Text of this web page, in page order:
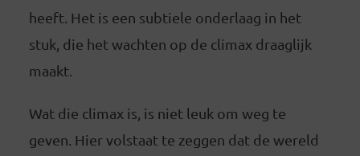
heeft. Het is een subtiele onderlaag in het
stuk, die het wachten op de climax draaglijk
maakt.
Wat die climax is, is niet leuk om weg te
geven. Hier volstaat te zeggen dat de wereld